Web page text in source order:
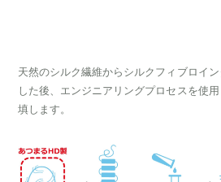
天然のシルク繊維からシルクフィブロイ
した後、エンジニアリングプロセスを使
填します。